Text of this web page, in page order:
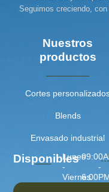
Seguimos creciendo,
Nuestros
productos
Cortes
Blends
Envasado industrial
Disponibles
Lunes
-
Viernes
-